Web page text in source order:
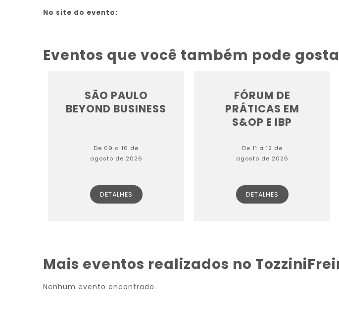
No site do evento:
Eventos que você também pode
SÃO PAULO
BEYOND BUSINESS
De 09 a 16 de
agosto de 2026
DETALHES
FÓRUM DE
PRÁTICAS EM
S&OP E IBP
De 11 a 12 de
agosto de 2026
DETALHES
Mais eventos realizados no
Nenhum evento encontrado.